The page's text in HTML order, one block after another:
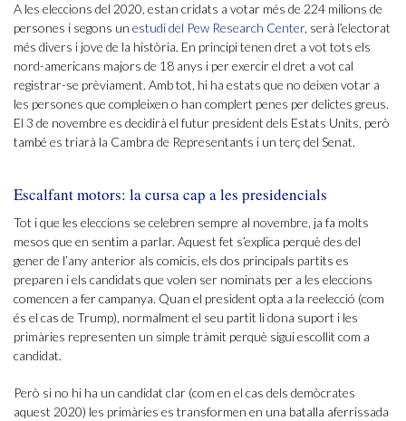
A les eleccions del 2020, estan cridats a votar més de 224 milions de
persones i segons un estudi del Pew Research Center, serà l’electorat
més divers i jove de la història. En principi tenen dret a vot tots els
nord-americans majors de 18 anys i per exercir el dret a vot cal
registrar-se prèviament. Amb tot, hi ha estats que no deixen votar a
les persones que compleixen o han complert penes per delictes greus.
El 3 de novembre es decidirà el futur president dels Estats Units, però
també es triarà la Cambra de Representants i un terç del Senat.
Escalfant motors: la cursa cap a les presidencials
Tot i que les eleccions se celebren sempre al novembre, ja fa molts
mesos que en sentim a parlar. Aquest fet s’explica perquè des del
gener de l’any anterior als comicis, els dos principals partits es
preparen i els candidats que volen ser nominats per a les eleccions
comencen a fer campanya. Quan el president opta a la reelecció (com
és el cas de Trump), normalment el seu partit li dona suport i les
primàries representen un simple tràmit perquè sigui escollit com a
candidat.
Però si no hi ha un candidat clar (com en el cas dels demòcrates
aquest 2020) les primàries es transformen en una batalla aferrissada